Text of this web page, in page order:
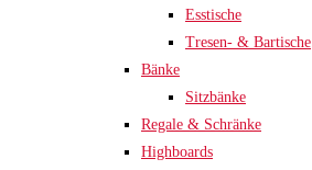
Esstische
Tresen- & Bartische
Bänke
Sitzbänke
Regale & Schränke
Highboards